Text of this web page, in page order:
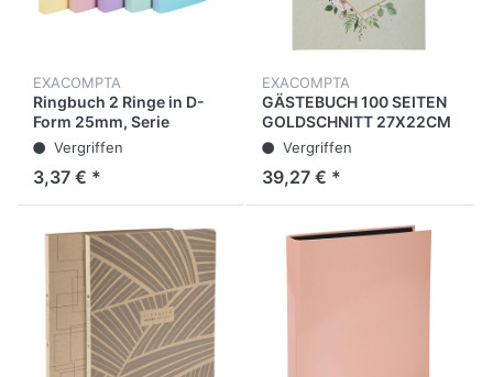
EXACOMPTA
Ringbuch 2 Ringe in D-
Form 25mm, Serie
Aquarel - A4 - Farben
sortiert
Vergriffen
3,37 € *
EXACOMPTA
GÄSTEBUCH 100 SEITEN
GOLDSCHNITT 27X22CM
- LANDIDYLLE - MOTIV -
Vergriffen
39,27 € *